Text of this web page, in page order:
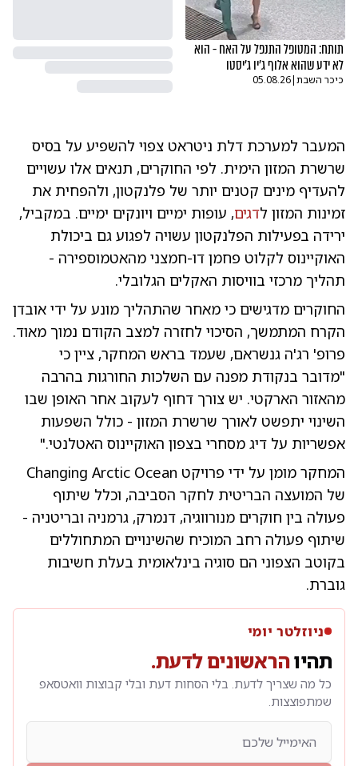
תותח: המטופל התנפל על האח - הוא
לא ידע שהוא אלוף ג'יו ג'יסטו
כיכר השבת|
05.08.26
המעבר למערכת דלת ניטראט צפוי להשפיע על בסיס
שרשרת המזון הימית. לפי החוקרים, תנאים אלו עשויים
להעדיף מינים קטנים יותר של פלנקטון, ולהפחית את
זמינות המזון לדגים, עופות ימיים ויונקים ימיים. במקביל,
ירידה בפעילות הפלנקטון עשויה לפגוע גם ביכולת
האוקיינוס לקלוט פחמן דו-חמצני מהאטמוספירה -
תהליך מרכזי בוויסות האקלים הגלובלי.
החוקרים מדגישים כי מאחר שהתהליך מונע על ידי אובדן
הקרח המתמשך, הסיכוי לחזרה למצב הקודם נמוך מאוד.
פרופ' רג'ה גנשראם, שעמד בראש המחקר, ציין כי
"מדובר בנקודת מפנה עם השלכות החורגות בהרבה
מהאזור הארקטי. יש צורך דחוף לעקוב אחר האופן שבו
השינוי יתפשט לאורך שרשרת המזון - כולל השפעות
אפשריות על דיג מסחרי בצפון האוקיינוס האטלנטי."
המחקר מומן על ידי פרויקט Changing Arctic Ocean
של המועצה הבריטית לחקר הסביבה, וכלל שיתוף
פעולה בין חוקרים מנורווגיה, דנמרק, גרמניה ובריטניה -
שיתוף פעולה רחב המוכיח שהשינויים המתחוללים
בקוטב הצפוני הם סוגיה בינלאומית בעלת חשיבות
גוברת.
ניוזלטר יומי
תהיוהראשונים לדעת.
כל מה שצריך לדעת. בלי הסחות דעת ובלי קבוצות וואטסאפ
שמתפוצצות.